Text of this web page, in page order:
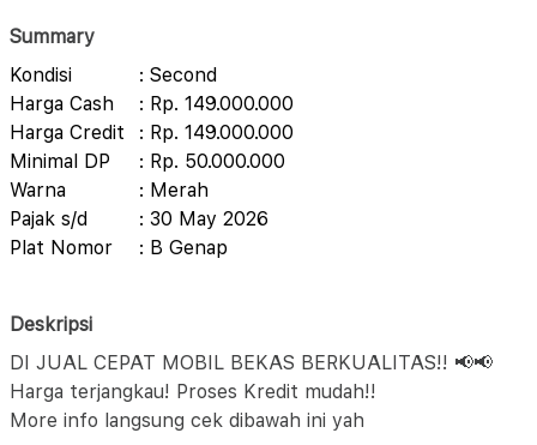
Summary
Kondisi
: Second
Harga Cash
: Rp. 149.000.000
Harga Credit
: Rp. 149.000.000
Minimal DP
: Rp. 50.000.000
Warna
: Merah
Pajak s/d
: 30 May 2026
Plat Nomor
: B Genap
Deskripsi
DI JUAL CEPAT MOBIL BEKAS BERKUALITAS!! 📢📢
Harga terjangkau! Proses Kredit mudah!!
More info langsung cek dibawah ini yah